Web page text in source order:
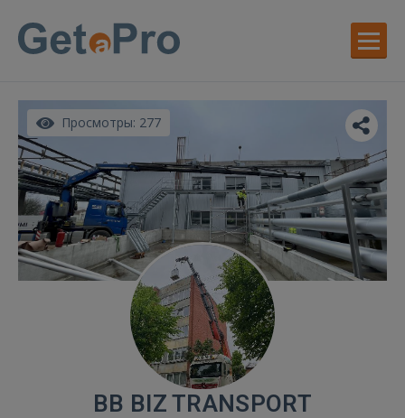
Просмотры: 277
BB BIZ TRANSPORT